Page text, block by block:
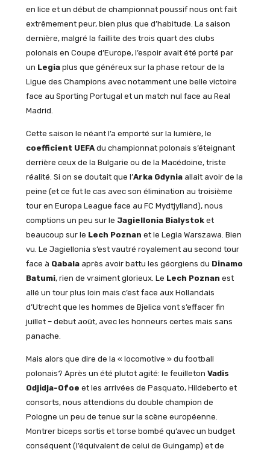
en lice et un début de championnat poussif nous ont fait
extrêmement peur, bien plus que d’habitude. La saison
dernière, malgré la faillite des trois quart des clubs
polonais en Coupe d’Europe, l’espoir avait été porté par
un Legiaplus que généreux sur la phase retour de la
Ligue des Champions avec notamment une belle victoire
face au Sporting Portugal et un match nul face au Real
Madrid.
Cette saison le néant l’a emporté sur la lumière, le
coefficient UEFAdu championnat polonais s’éteignant
derrière ceux de la Bulgarie ou de la Macédoine, triste
réalité. Si on se doutait que l’Arka Gdyniaallait avoir de la
peine (et ce fut le cas avec son élimination au troisième
tour en Europa League face au FC Mydtjylland), nous
comptions un peu sur le Jagiellonia Bialystoket
beaucoup sur le Lech Poznan et le Legia Warszawa. Bien
vu. Le Jagiellonia s’est vautré royalement au second tour
face à Qabalaaprès avoir battu les géorgiens du Dinamo
Batumi, rien de vraiment glorieux. Le Lech Poznan est
allé un tour plus loin mais c’est face aux Hollandais
d’Utrecht que les hommes de Bjelica vont s’effacer fin
juillet – debut août, avec les honneurs certes mais sans
panache.
Mais alors que dire de la « locomotive » du football
polonais? Après un été plutot agité: le feuilleton Vadis
Odjidja-Ofoe et les arrivées de Pasquato, Hildeberto et
consorts, nous attendions du double champion de
Pologne un peu de tenue sur la scène européenne.
Montrer biceps sortis et torse bombé qu’avec un budget
conséquent (l’équivalent de celui de Guingamp) et de